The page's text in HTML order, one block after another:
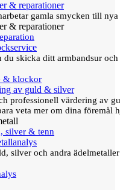
& reparationer
gamla smycken till
& reparationer
du skicka ditt armbandsur
& klockor
av guld & silver
professionell värdering av
veta mer om dina föremål
silver & tenn
silver och andra